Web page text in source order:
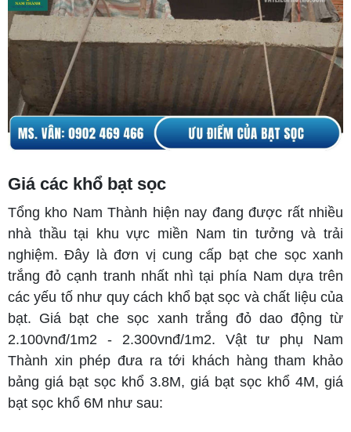
Giá các khổ bạt sọc
Tổng kho Nam Thành hiện nay đang được rất nhiều
nhà thầu tại khu vực miền Nam tin tưởng và trải
nghiệm. Đây là đơn vị cung cấp bạt che sọc xanh
trắng đỏ cạnh tranh nhất nhì tại phía Nam dựa trên
các yếu tố như quy cách khổ bạt sọc và chất liệu của
bạt. Giá bạt che sọc xanh trắng đỏ dao động từ
2.100vnđ/1m2 - 2.300vnđ/1m2. Vật tư phụ Nam
Thành xin phép đưa ra tới khách hàng tham khảo
bảng giá bạt sọc khổ 3.8M, giá bạt sọc khổ 4M, giá
bạt sọc khổ 6M như sau: